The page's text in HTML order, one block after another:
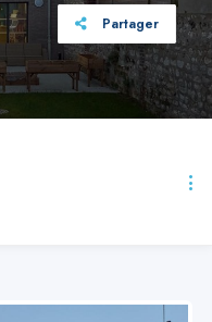
Partager